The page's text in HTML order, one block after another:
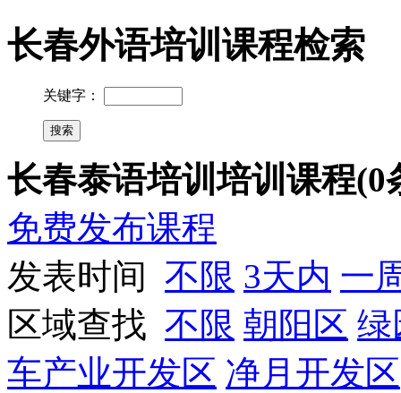
长春外语培训课程检索
关键字：
长春泰语培训培训课程(0
免费发布课程
发表时间 不限 3天内 一
区域查找 不限 朝阳区 绿
车产业开发区 净月开发区